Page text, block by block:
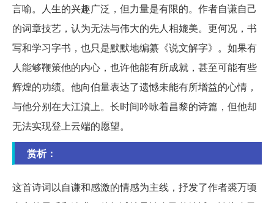
言喻。人生的兴趣广泛，但力量是有限的。作者自谦自己
的词章技艺，认为无法与伟大的先人相媲美。更何况，书
写和学习字书，也只是默默地编纂《说文解字》。如果有
人能够鞭策他的内心，也许他能有所成就，甚至可能有些
辉煌的功绩。他向伯量表达了遗憾未能有所增益的心情，
与他分别在大江濆上。长时间吟咏着昌黎的诗篇，但他却
无法实现登上云端的愿望。
赏析：
这首诗词以自谦和感激的情感为主线，抒发了作者裘万顷